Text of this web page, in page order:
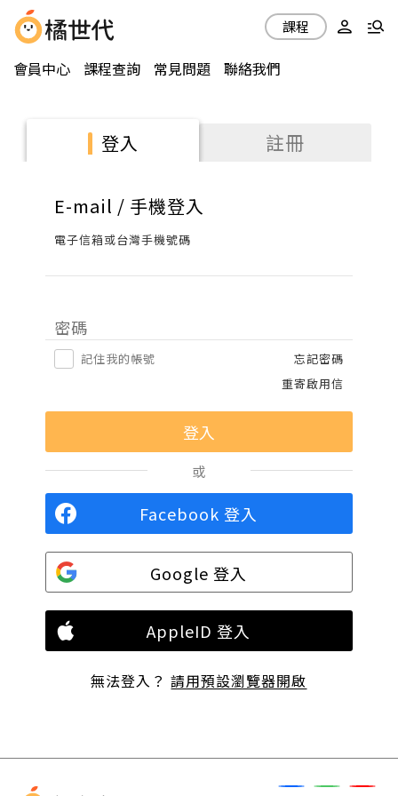
會員中心 課程查詢 常見問題 聯絡我們
課程
登入 註冊
E-mail / 手機登入
電子信箱或台灣手機號碼
密碼
記住我的帳號
忘記密碼
重寄啟用信
或
Facebook 登入
Google 登入
AppleID 登入
無法登入？請用預設瀏覽器開啟